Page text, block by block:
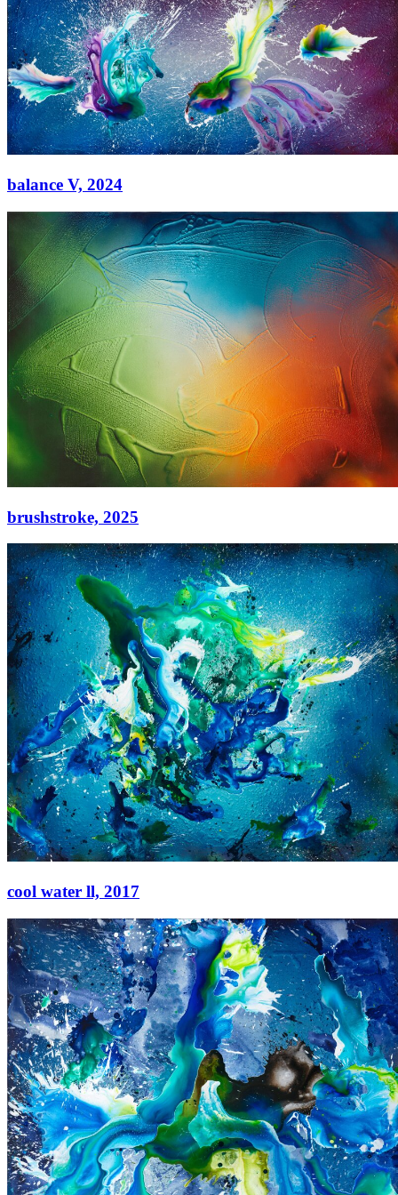
Acryl auf Leinwand
130 × 300 cm
balance V, 2024
balance V, 2024
Acryl auf Leinwand
130 × 300 cm
brushstroke, 2025
brushstroke,2025
Acryl auf Leinwand
90 × 130 cm
cool water ll, 2017
cool water ll,2017
Acryl auf Leinwand
210 × 260 cm